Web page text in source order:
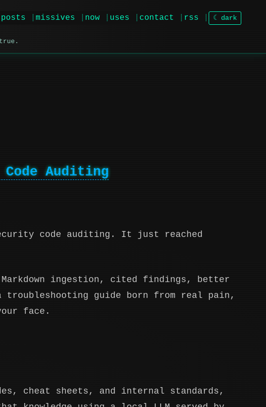
posts missives now uses contact rss ☾ dark
Auditing
code auditing. It just reached
ingestion, cited findings, better
guide born from real pain,
face.
cheat sheets, and internal standards,